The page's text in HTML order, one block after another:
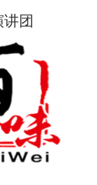
团